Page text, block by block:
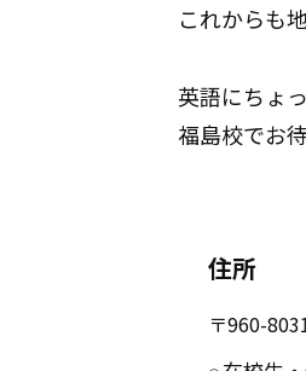
これからも
英語にちょ
福島校でお
住所
〒960-